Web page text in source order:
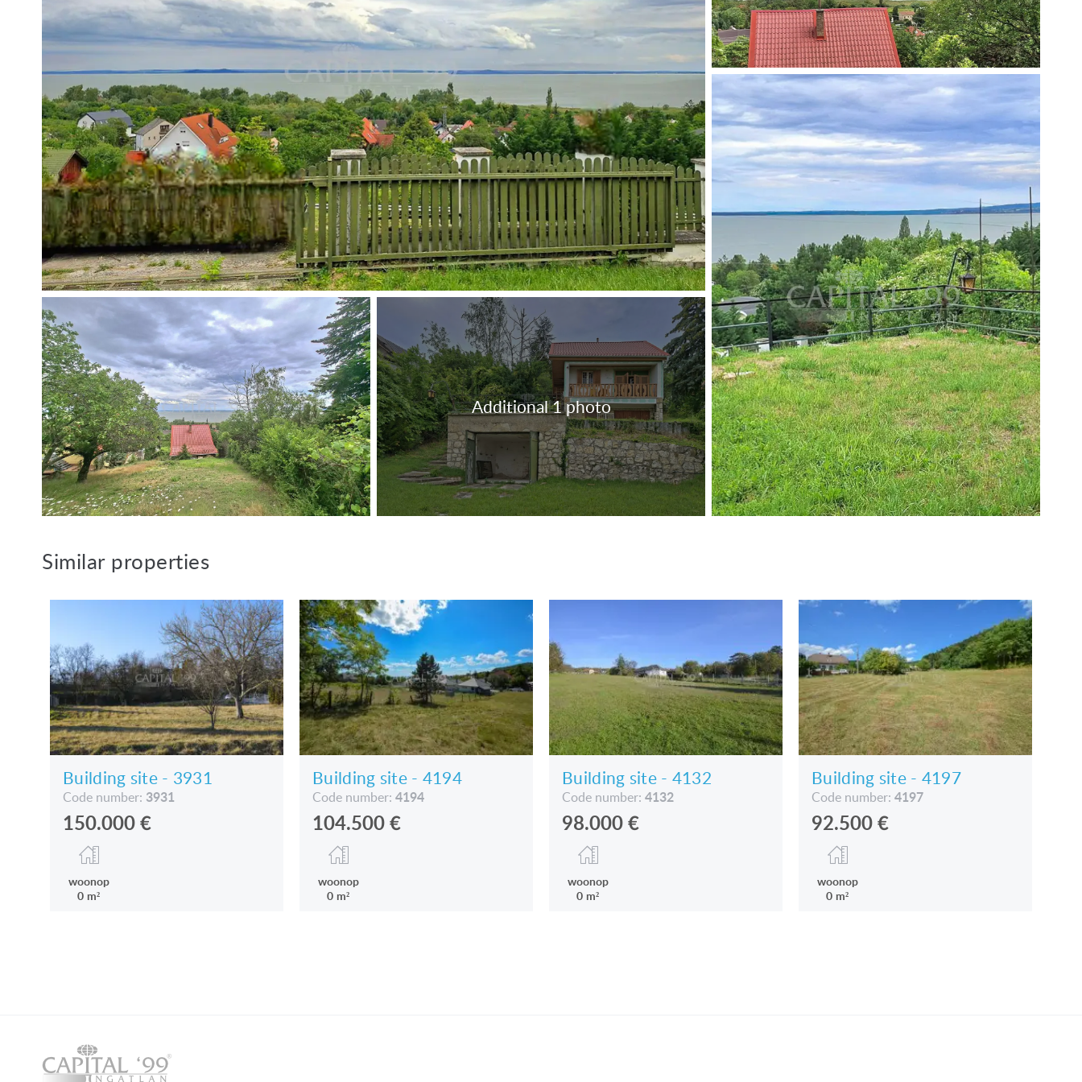
Similar properties
Building site - 3931
Code number: 3931
150.000€
woonop
0 m²
Building site - 4194
Code number: 4194
104.500€
woonop
0 m²
Building site - 4132
Code number: 4132
98.000€
woonop
0 m²
Building site - 4197
Code number: 4197
92.500€
woonop
0 m²